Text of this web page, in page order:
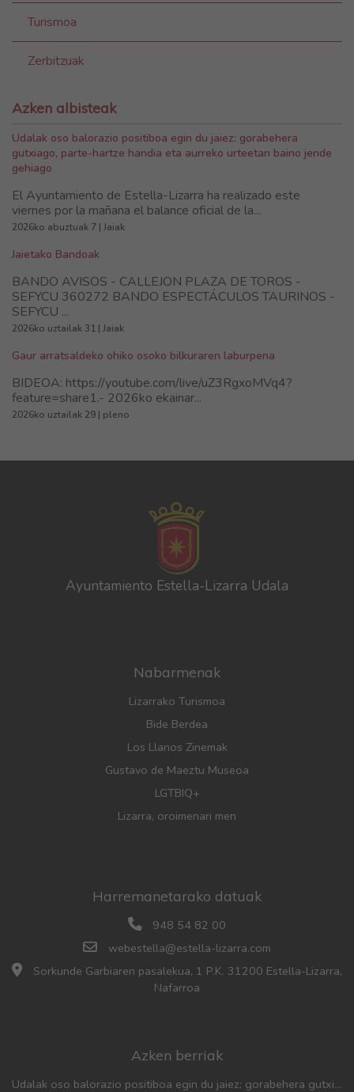
Turismoa
Zerbitzuak
Azken albisteak
Udalak oso balorazio positiboa egin du jaiez: gorabehera
gutxiago, parte-hartze handia eta aurreko urteetan baino jende
gehiago
El Ayuntamiento de Estella-Lizarra ha realizado este
viernes por la mañana el balance oficial de la...
2026ko abuztuak 7 | Jaiak
Jaietako Bandoak
BANDO AVISOS - CALLEJON PLAZA DE TOROS -
SEFYCU 360272 BANDO ESPECTÁCULOS TAURINOS -
SEFYCU ...
2026ko uztailak 31 | Jaiak
Gaur arratsaldeko ohiko osoko bilkuraren laburpena
BIDEOA: https://youtube.com/live/uZ3RgxoMVq4?
feature=share1.- 2026ko ekainar...
2026ko uztailak 29 | pleno
Ayuntamiento Estella-Lizarra Udala
Nabarmenak
Lizarrako Turismoa
Bide Berdea
Los Llanos Zinemak
Gustavo de Maeztu Museoa
LGTBIQ+
Lizarra, oroimenari men
Harremanetarako datuak
948 54 82 00
webestella@estella-lizarra.com
Sorkunde Garbiaren pasalekua, 1 P.K. 31200 Estella-Lizarra,
Nafarroa
Azken berriak
Udalak oso balorazio positiboa egin du jaiez: gorabehera gutxiago, parte-hartze handia eta aurreko urteetan baino jende gehiago